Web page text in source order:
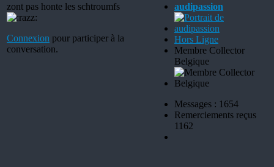
zont pas honte les schtroumfs
Connexion pour participer à la
conversation.
audipassion
Hors Ligne
Membre Collector
Belgique
Messages : 1654
Remerciements reçus
1162